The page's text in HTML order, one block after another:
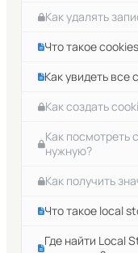
Как удалять
Что такое
Как увидеть все
Как создать
Как посмотреть
нужную?
Как получить
Что такое local
Где найти Local